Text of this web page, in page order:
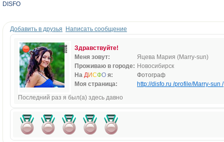
DISFO
Добавить в друзья Написать сообщение
Здравствуйте!
Меня зовут:
Яцева Мария (Marry-sun)
Проживаю в городе: Новосибирск
На ДИСФО я:
Фотограф
Моя страница:
http://disfo.ru /profile/Marry-sun /
Последний раз я был(а) здесь давно